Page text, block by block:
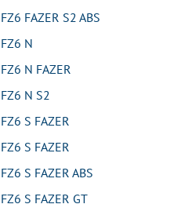
FAZER S2 ABS
N
N FAZER
N S2
S FAZER
S FAZER
S FAZER ABS
S FAZER GT